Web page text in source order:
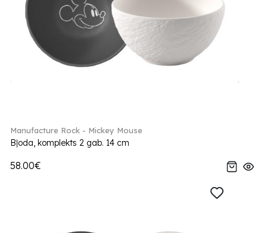
Manufacture Rock - Mickey Mouse
Bļoda, komplekts 2 gab. 14 cm
58.00€